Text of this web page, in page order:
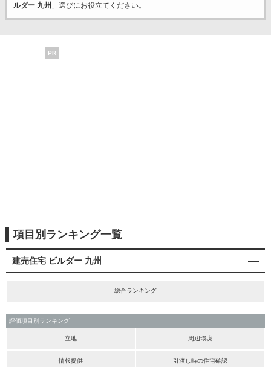
ルダー 九州 」選びにお役立てください。
PR
項目別ランキング一覧
建売住宅 ビルダー 九州
総合ランキング
評価項目別ランキング
立地 周辺環境
情報提供 引渡し時の住宅確認